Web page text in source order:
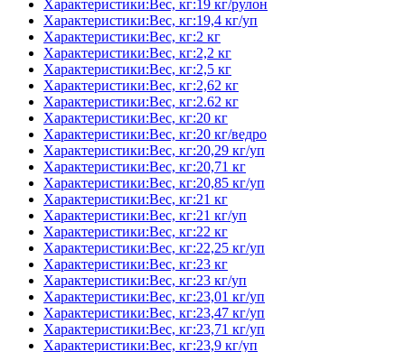
Характеристики:Вес, кг:19 кг/рулон
Характеристики:Вес, кг:19,4 кг/уп
Характеристики:Вес, кг:2 кг
Характеристики:Вес, кг:2,2 кг
Характеристики:Вес, кг:2,5 кг
Характеристики:Вес, кг:2,62 кг
Характеристики:Вес, кг:2.62 кг
Характеристики:Вес, кг:20 кг
Характеристики:Вес, кг:20 кг/ведро
Характеристики:Вес, кг:20,29 кг/уп
Характеристики:Вес, кг:20,71 кг
Характеристики:Вес, кг:20,85 кг/уп
Характеристики:Вес, кг:21 кг
Характеристики:Вес, кг:21 кг/уп
Характеристики:Вес, кг:22 кг
Характеристики:Вес, кг:22,25 кг/уп
Характеристики:Вес, кг:23 кг
Характеристики:Вес, кг:23 кг/уп
Характеристики:Вес, кг:23,01 кг/уп
Характеристики:Вес, кг:23,47 кг/уп
Характеристики:Вес, кг:23,71 кг/уп
Характеристики:Вес, кг:23,9 кг/уп